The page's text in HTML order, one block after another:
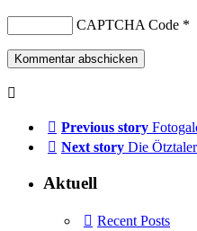
CAPTCHA Code *
Previous story
Next story Die
Aktuell
Recent Posts